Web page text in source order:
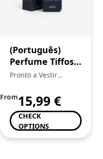
(Português)
Perfume Tiffosi
Homem
Pronto a Vestir
From15,99 €
CHECK
OPTIONS